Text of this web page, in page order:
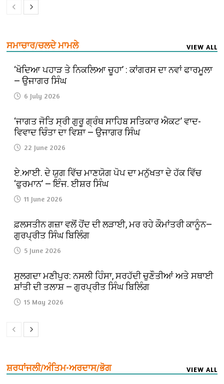
ਸਮਾਚਾਰ/ਚਲਦੇ ਮਾਮਲੇ VIEW ALL
‘ਖੋਦਿਆ ਪਹਾੜ ਤੇ ਨਿਕਲਿਆ ਚੂਹਾ’ : ਕਾਂਗਰਸ ਦਾ ਨਵਾਂ ਫਾਰਮੂਲਾ
— ਉਜਾਗਰ ਸਿੰਘ
6 July 2026
‘ਜਾਗਤ ਜੋਤਿ ਸ੍ਰੀ ਗੁਰੂ ਗ੍ਰੰਥ ਸਾਹਿਬ ਸਤਿਕਾਰ ਐਕਟ’ ਵਾਦ-
ਵਿਵਾਦ ਚਿੰਤਾ ਦਾ ਵਿਸ਼ਾ — ਉਜਾਗਰ ਸਿੰਘ
22 June 2026
ਏ.ਆਈ. ਦੇ ਯੁਗ ਵਿੱਚ ਮਾਣਯੋਗ ਪੋਪ ਦਾ ਮਨੁੱਖਤਾ ਦੇ ਹੱਕ ਵਿੱਚ
‘ਫੁਰਮਾਨ’ — ਇੰਜ. ਈਸ਼ਰ ਸਿੰਘ
11 June 2026
ਫ਼ਲਸਤੀਨ ਗਜ਼ਾ ਵਲੋਂ ਹੋਂਦ ਦੀ ਲੜਾਈ, ਮਰ ਰਹੇ ਕੌਮਾਂਤਰੀ ਕਾਨੂੰਨ—
ਗੁਰਪ੍ਰੀਤ ਸਿੰਘ ਬਿਲਿੰਗ
5 June 2026
ਸੁਲਗਦਾ ਮਣੀਪੁਰ: ਨਸਲੀ ਹਿੰਸਾ, ਸਰਹੱਦੀ ਚੁਣੌਤੀਆਂ ਅਤੇ ਸਥਾਈ
ਸ਼ਾਂਤੀ ਦੀ ਤਲਾਸ਼ — ਗੁਰਪ੍ਰੀਤ ਸਿੰਘ ਬਿਲਿੰਗ
15 May 2026
ਸ਼ਰਧਾਂਜਲੀ/ਅੰਤਿਮ-ਅਰਦਾਸ/ਭੋਗ VIEW ALL